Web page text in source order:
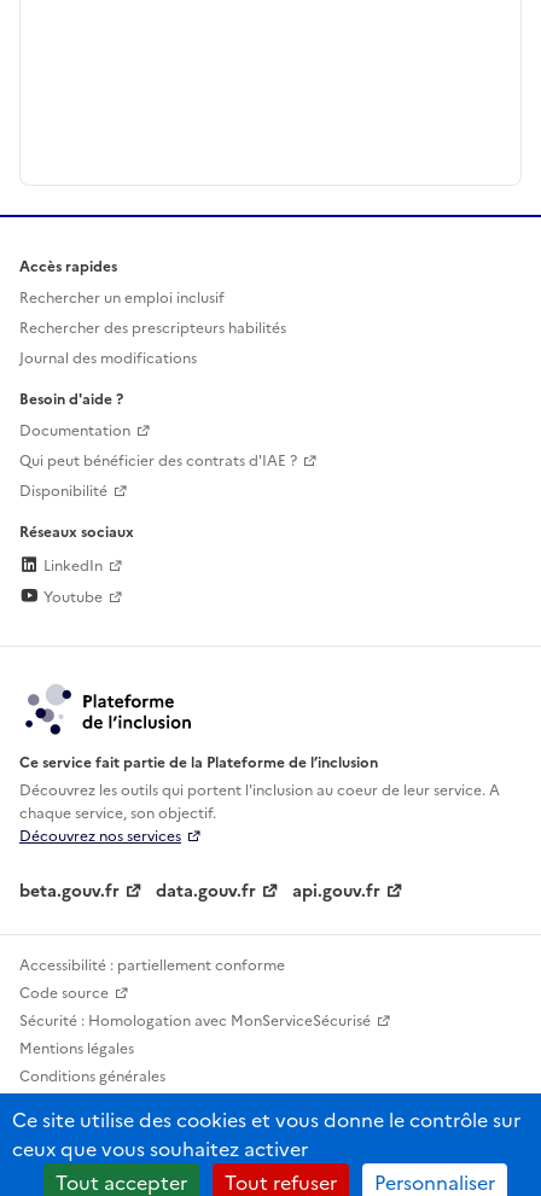
Accès rapides
Rechercher un emploi inclusif
Rechercher des prescripteurs habilités
Journal des modifications
Besoin d'aide ?
Documentation
Qui peut bénéficier des contrats d'IAE ?
Disponibilité
Réseaux sociaux
LinkedIn
Youtube
Ce service fait partie de la Plateforme de l’inclusion
Découvrez les outils qui portent l'inclusion aucoeur de leur service. A
chaque service, son objectif.
Découvrez nos services
beta.gouv.fr data.gouv.fr api.gouv.fr
Accessibilité : partiellement conforme
Code source
Sécurité : Homologation avec MonServiceSécurisé
Mentions légales
Conditions générales
Statistiques, lexiques et indicateurs
Sauf mention contraire, tous les contenus de ce site sont sous licence
etalab-2.0
Ce site utilise des cookies et vous donne le contrôle sur
ceux que vous souhaitez activer
Tout accepter
Tout refuser Personnaliser